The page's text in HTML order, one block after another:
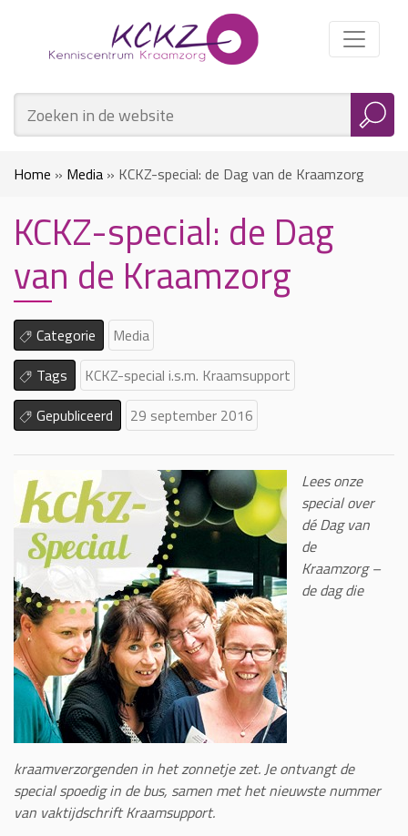
Home » Media » KCKZ-special: de Dag van de Kraamzorg
KCKZ-special: de Dag
van de Kraamzorg
Categorie
Media
Tags
KCKZ-special i.s.m. Kraamsupport
Gepubliceerd
29 september 2016
Lees onze
special over
dé Dag van
de
Kraamzorg –
de dag die
kraamverzorgenden in het zonnetje zet. Je ontvangt de
special spoedig in de bus, samen met het nieuwste nummer
van vaktijdschrift Kraamsupport.